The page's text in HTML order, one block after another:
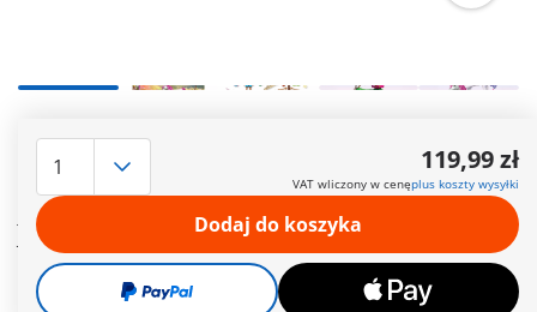
znajdują schronienie. Pod naturalnym baldachimem wróżka
czule troszczy się o dwa jednorożce w ich bezpiecznym
środowisku. W upalny letni dzień wróżka przynosi mamie
jednorożca wiadro wody na ochłodzenie, a jej mały pomocnik
Joyling karmi źrebaka butelką mleka. Zostań częścią tej
magicznej historii i towarzysz wróżce w jej zadaniach!
Więcej informacji
119,99 zł
VAT wliczony w cenęplus koszty wysyłki
Dodaj do koszyka